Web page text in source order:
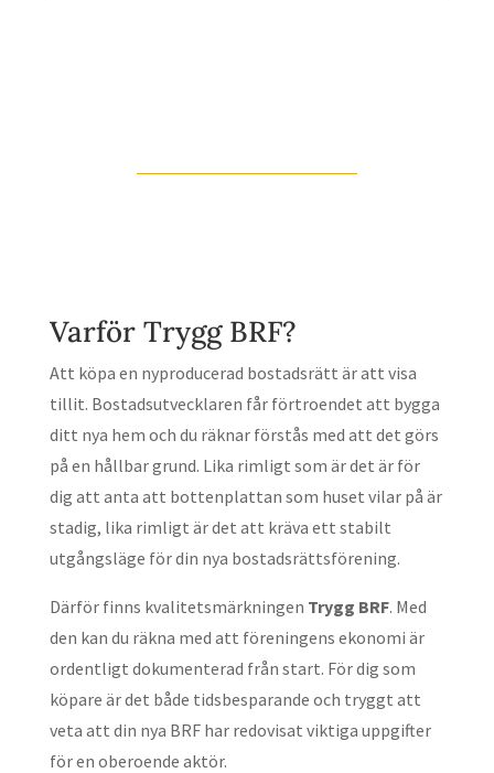
Varför Trygg BRF?
Att köpa en nyproducerad bostadsrätt är att visa
tillit. Bostadsutvecklaren får förtroendet att bygga
ditt nya hem och du räknar förstås med att det görs
på en hållbar grund. Lika rimligt som är det är för
dig att anta att bottenplattan som huset vilar på är
stadig, lika rimligt är det att kräva ett stabilt
utgångsläge för din nya bostadsrättsförening.
Därför finns kvalitetsmärkningen Trygg BRF. Med
den kan du räkna med att föreningens ekonomi är
ordentligt dokumenterad från start. För dig som
köpare är det både tidsbesparande och tryggt att
veta att din nya BRF har redovisat viktiga uppgifter
för en oberoende aktör.